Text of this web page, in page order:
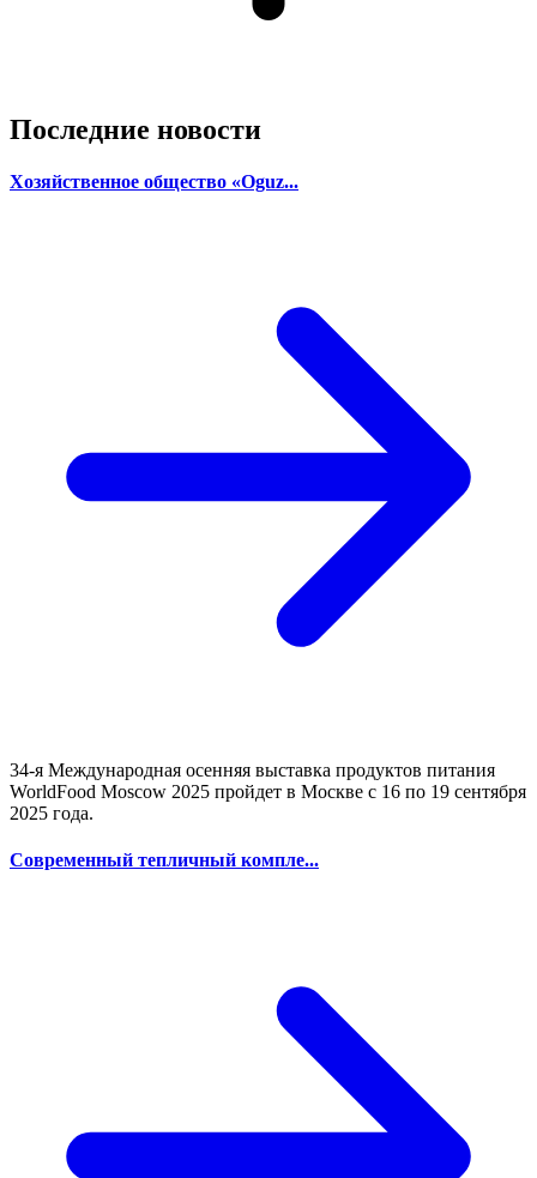
Последние новости
Хозяйственное общество «Oguz...
34-я Международная осенняя выставка продуктов питания
WorldFood Moscow 2025 пройдет в Москве с 16 по 19 сентября
2025 года.
Современный тепличный компле...